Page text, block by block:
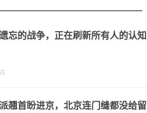
忘的战争，正在刷新所有人的认知
翘首盼进京，北京连门缝都没给留